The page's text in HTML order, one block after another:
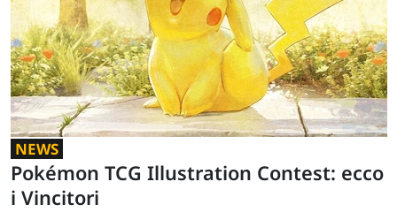
NEWS
Pokémon TCG Illustration Contest: ecco
i Vincitori